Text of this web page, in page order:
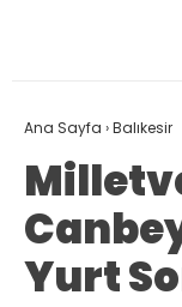
Ana Sayfa ›Balıkesir
Yurt